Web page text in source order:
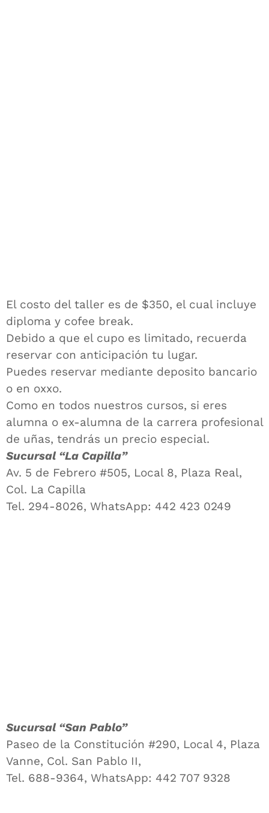
El costo del taller es de $350, el cual incluye
diploma y cofee break.
Debido a que el cupo es limitado, recuerda
reservar con anticipación tu lugar.
Puedes reservar mediante deposito bancario
o en oxxo.
Como en todos nuestros cursos, si eres
alumna o ex-alumna de la carrera profesional
de uñas, tendrás un precio especial.
Sucursal “La Capilla”
Av. 5 de Febrero #505, Local 8, Plaza Real,
Col. La Capilla
Tel. 294-8026, WhatsApp: 442 423 0249
Sucursal “San Pablo”
Paseo de la Constitución #290, Local 4, Plaza
Vanne, Col. San Pablo II,
Tel. 688-9364, WhatsApp: 442 707 9328